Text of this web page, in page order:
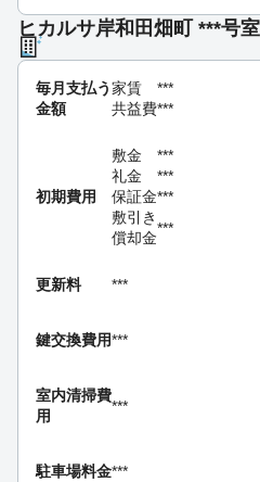
ヒカルサ岸和田畑町 ***号
毎月支払う
金額
家賃
***
共益費***
初期費用
敷金
***
礼金
***
保証金***
敷引き
償却金
***
更新料 ***
鍵交換費用***
室内清掃費
用
***
駐車場料金***